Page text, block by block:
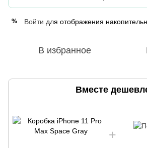
% Войти для отображения
В избранное
Вместе